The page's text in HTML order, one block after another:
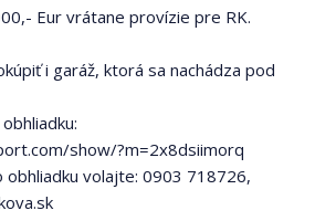
Eur vrátane provízie pre RK.
i garáž, ktorá sa nachádza pod
show/?m=2x8dsiimorq
obhliadku volajte: 0903 718726,